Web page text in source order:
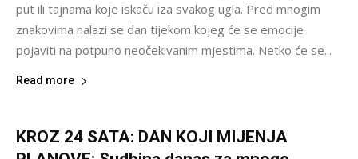
put ili tajnama koje iskaču iza svakog ugla. Pred mnogim
znakovima nalazi se dan tijekom kojeg će se emocije
pojaviti na potpuno neočekivanim mjestima. Netko će se...
Read more
KROZ 24 SATA: DAN KOJI MIJENJA